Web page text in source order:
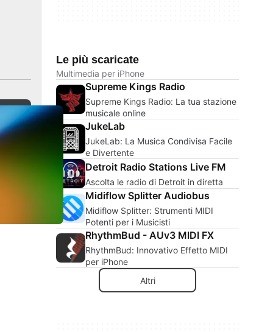
Le più scaricate
Multimedia per iPhone
Supreme Kings Radio
Supreme Kings Radio: La tua stazione
musicale online
JukeLab
JukeLab: La Musica Condivisa Facile
e Divertente
Detroit Radio Stations Live FM
Ascolta le radio di Detroit in diretta
Midiflow Splitter Audiobus
Midiflow Splitter: Strumenti MIDI
Potenti per i Musicisti
RhythmBud - AUv3 MIDI FX
RhythmBud: Innovativo Effetto MIDI
per iPhone
Altri